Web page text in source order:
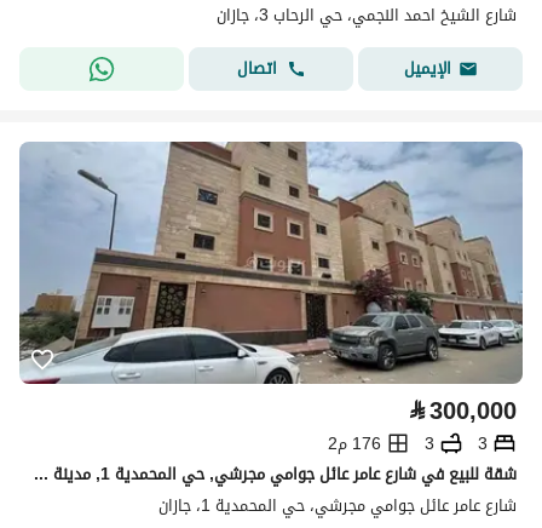
شارع الشيخ احمد النجمي، حي الرحاب 3، جازان
الإيميل
اتصال
⃁300,000
3
3
176 م2
شقة للبيع في شارع عامر عائل جوامي مجرشي, حي المحمدية 1, مدينة جازان, منطقة جازان
شارع عامر عائل جوامي مجرشي، حي المحمدية 1، جازان